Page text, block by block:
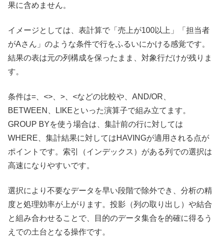
果に含めません。
イメージとしては、表計算で「売上が100以上」「担当者
がAさん」のような条件で行をふるいにかける感覚です。
結果の表は元の列構成を保ったまま、対象行だけが残りま
す。
条件は=、<>、>、<などの比較や、AND/OR、
BETWEEN、LIKEといった演算子で組み立てます。
GROUP BYを使う場合は、集計前の行に対しては
WHERE、集計結果に対してはHAVINGが適用される点が
ポイントです。索引（インデックス）がある列での選択は
高速になりやすいです。
選択により不要なデータを早い段階で除外でき、分析の精
度と処理効率が上がります。投影（列の取り出し）や結合
と組み合わせることで、目的のデータ集合を的確に得るう
えでの土台となる操作です。